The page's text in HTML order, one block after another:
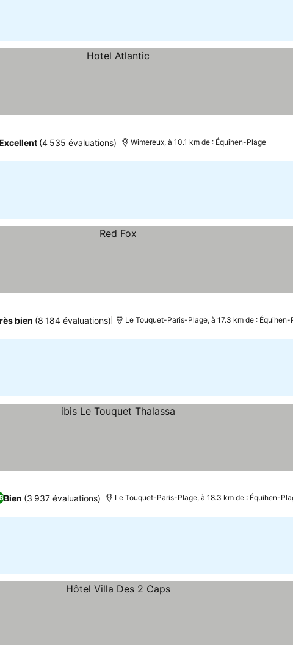
(4 535 évaluations) Wimereux, à 10.1 km de : Équihen-Plage
bien (8 184 évaluations) Le Touquet-Paris-Plage, à 17.3 km de : Équihen-
Bien (3 937 évaluations) Le Touquet-Paris-Plage, à 18.3 km de : Équihen-